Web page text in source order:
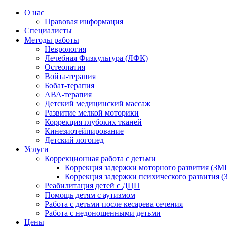
О нас
Правовая информация
Специалисты
Методы работы
Неврология
Лечебная Физкультура (ЛФК)
Остеопатия
Войта-терапия
Бобат-терапия
АВА-терапия
Детский медицинский массаж
Развитие мелкой моторики
Коррекция глубоких тканей
Кинезиотейпирование
Детский логопед
Услуги
Коррекционная работа с детьми
Коррекция задержки моторного развития
Коррекция задержки психического развития
Реабилитация детей с ДЦП
Помощь детям с аутизмом
Работа с детьми после кесарева сечения
Работа с недоношенными детьми
Цены